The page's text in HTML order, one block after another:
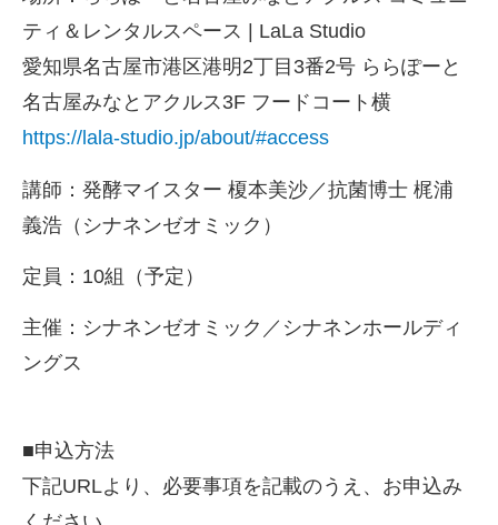
ティ＆レンタルスペース | LaLa Studio
愛知県名古屋市港区港明2丁目3番2号 ららぽーと
名古屋みなとアクルス3F フードコート横
https://lala-studio.jp/about/#access
講師：発酵マイスター 榎本美沙／抗菌博士 梶浦
義浩（シナネンゼオミック）
定員：10組（予定）
主催：シナネンゼオミック／シナネンホールディ
ングス
■申込方法
下記URLより、必要事項を記載のうえ、お申込み